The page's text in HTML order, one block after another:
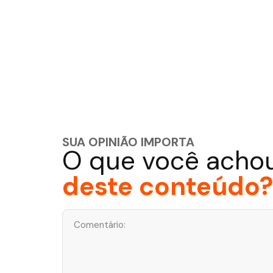
SUA OPINIÃO IMPORTA
O que você
deste conteúdo?